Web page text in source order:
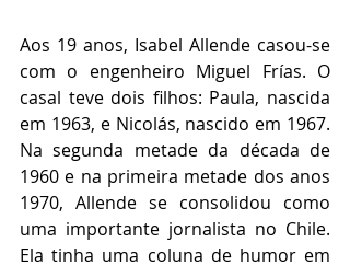
Aos 19 anos, Isabel Allende casou-se
com o engenheiro Miguel Frías. O
casal teve dois filhos: Paula, nascida
em 1963, e Nicolás, nascido em 1967.
Na segunda metade da década de
1960 e na primeira metade dos anos
1970, Allende se consolidou como
uma importante jornalista no Chile.
Ela tinha uma coluna de humor em